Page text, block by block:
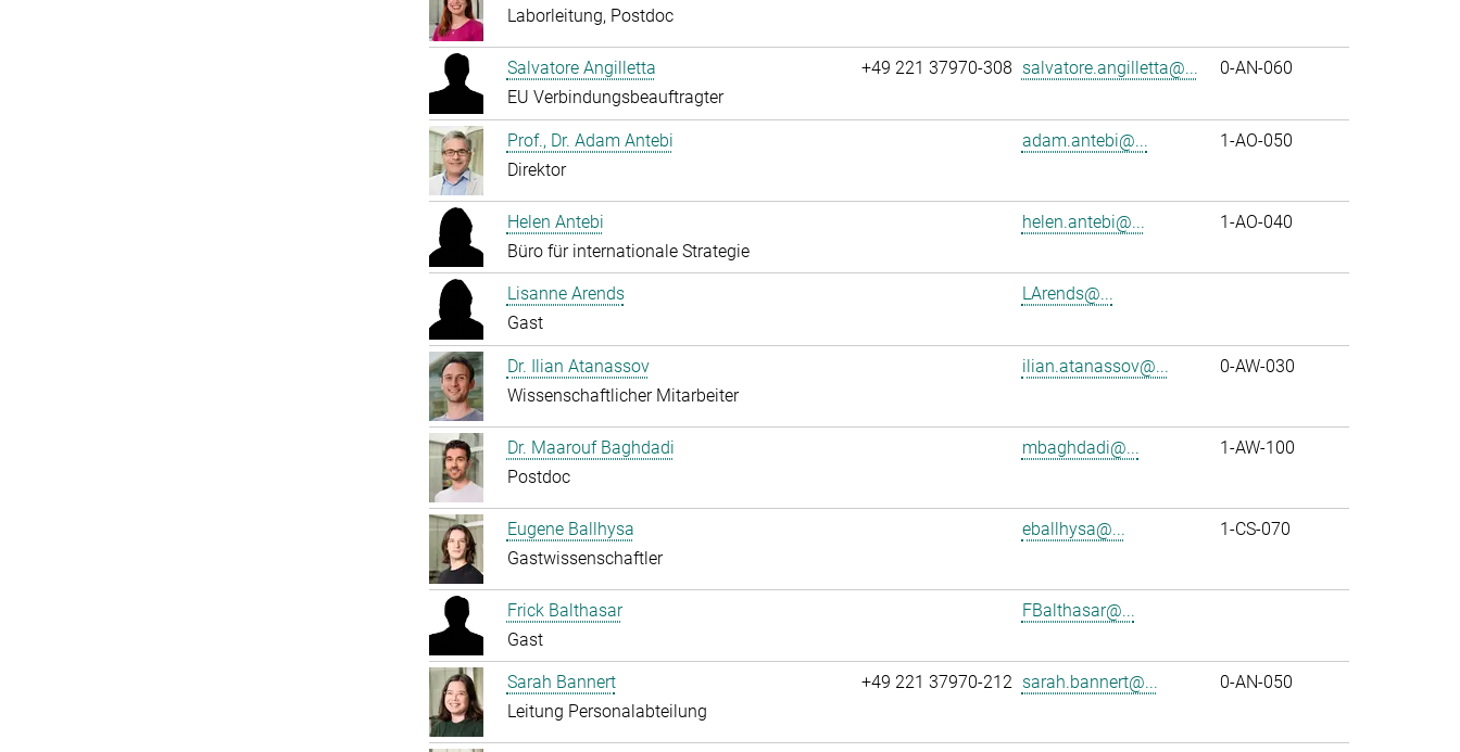
Laborleitung, Postdoc
Salvatore Angilletta
EU Verbindungsbeauftragter
+49 221 37970-308 salvatore.angilletta@... 0-AN-060
Prof., Dr. Adam Antebi
Direktor
adam.antebi@... 1-AO-050
Helen Antebi
Büro für internationale Strategie
helen.antebi@... 1-AO-040
Lisanne Arends
Gast
LArends@...
Dr. Ilian Atanassov
Wissenschaftlicher Mitarbeiter
ilian.atanassov@... 0-AW-030
Dr. Maarouf Baghdadi
Postdoc
mbaghdadi@... 1-AW-100
Eugene Ballhysa
Gastwissenschaftler
eballhysa@... 1-CS-070
Frick Balthasar
Gast
FBalthasar@...
Sarah Bannert
Leitung Personalabteilung
+49 221 37970-212 sarah.bannert@... 0-AN-050